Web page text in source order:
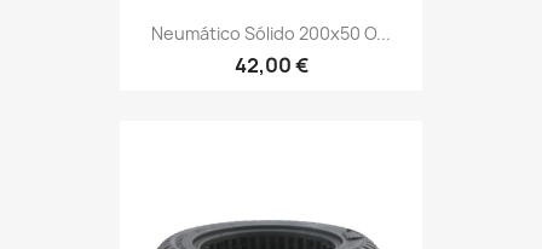
Neumático Sólido 200x50 O...
42,00 €